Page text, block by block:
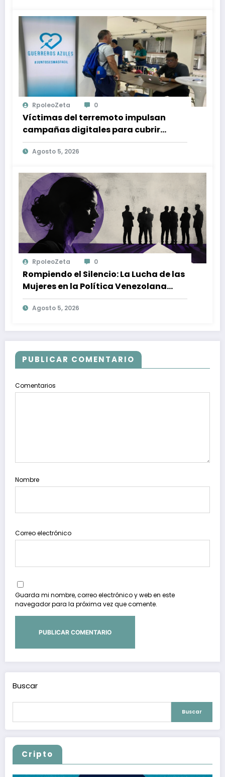
RpoleoZeta 0
Víctimas del terremoto impulsan
campañas digitales para cubrir
gastos médicos y rehabilitación
Agosto 5, 2026
RpoleoZeta 0
Rompiendo el Silencio: La Lucha de las
Mujeres en la Política Venezolana
contra la Violencia de Género
Agosto 5, 2026
PUBLICAR COMENTARIO
Comentarios
Nombre
Correo electrónico
Guarda mi nombre, correo electrónico y web en este
navegador para la próxima vez que comente.
Buscar
Buscar
Cripto